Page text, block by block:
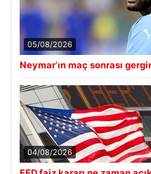
05/08/2026
Neymar’ın maç sonrası
04/08/2026
FED faiz kararı ne zaman
beklentisi belli oldu